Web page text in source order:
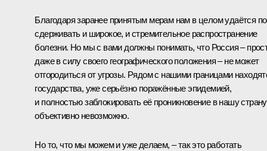
Благодаря заранее принятым мерам нам в целом удаётся
сдерживать и широкое, и стремительное распространение
болезни. Но мы с вами должны понимать, что Россия –
даже в силу своего географического положения – не может
отгородиться от угрозы. Рядом с нашими границами
государства, уже серьёзно поражённые эпидемией,
и полностью заблокировать её проникновение в нашу страну
объективно невозможно.
Но то, что мы можем и уже делаем, – так это работать